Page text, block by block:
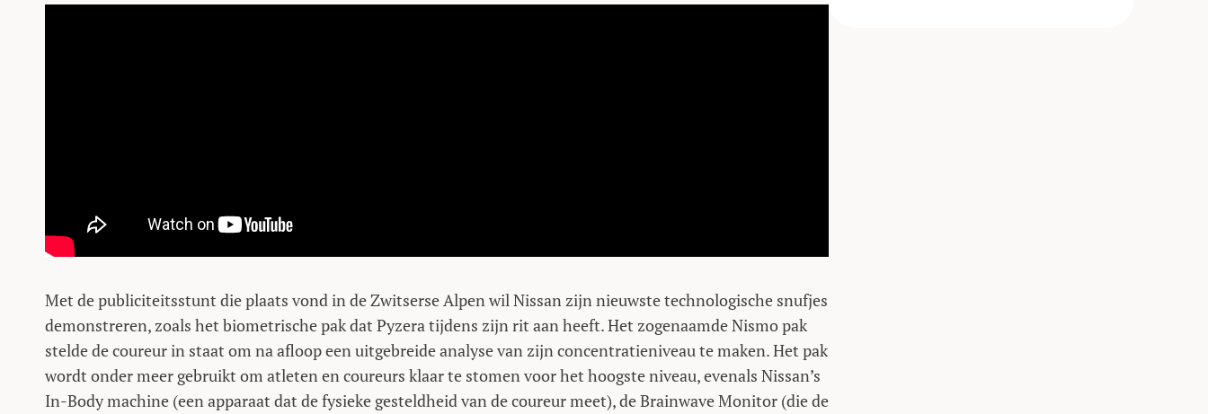
Met de publiciteitsstunt die plaats vond in de Zwitserse Alpen wil Nissan zijn nieuwste technologische snufjes
demonstreren, zoals het biometrische pak dat Pyzera tijdens zijn rit aan heeft. Het zogenaamde Nismo pak
stelde de coureur in staat om na afloop een uitgebreide analyse van zijn concentratieniveau te maken. Het pak
wordt onder meer gebruikt om atleten en coureurs klaar te stomen voor het hoogste niveau, evenals Nissan’s
In-Body machine (een apparaat dat de fysieke gesteldheid van de coureur meet), de Brainwave Monitor (die de